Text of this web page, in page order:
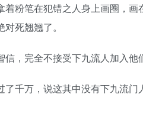
粉笔在犯错之人身上画圈，
死翘翘了。
，完全不接受下九流人加入他
千万，说这其中没有下九流